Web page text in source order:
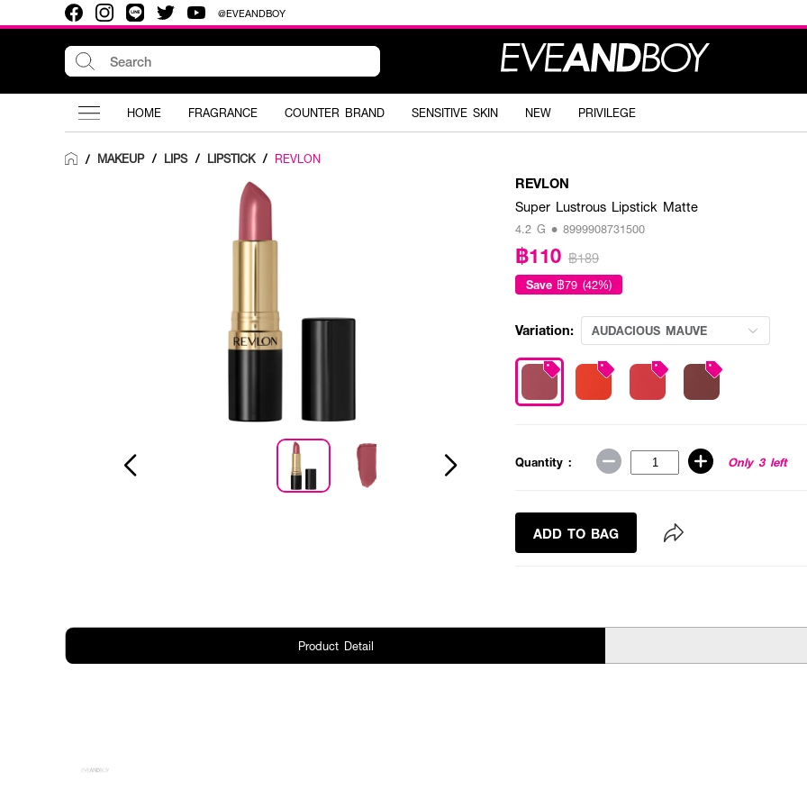
@EVEANDBOY
HOME FRAGRANCE COUNTER BRAND SENSITIVE SKIN NEW PRIVILEGE
/ MAKEUP / LIPS / LIPSTICK / REVLON
REVLON
Super Lustrous Lipstick Matte
4.2 G • 8999908731500
฿110 ฿189
Save ฿79 (42%)
Variation: AUDACIOUS MAUVE
Quantity : Only 3 left
ADD TO BAG
Product Detail